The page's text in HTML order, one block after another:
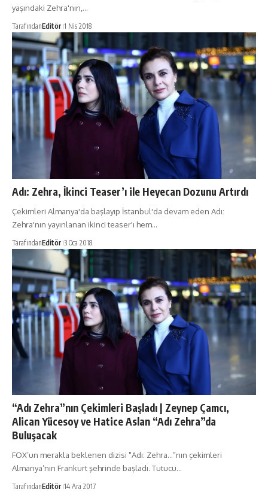
yaşındaki Zehra'nın,…
TarafındanEditör 1 Nis 2018
Adı: Zehra, İkinci Teaser’ı ile Heyecan Dozunu Artırdı
Çekimleri Almanya'da başlayıp İstanbul'da devam eden Adı:
Zehra'nın yayınlanan ikinci teaser'ı hem…
TarafındanEditör 3 Oca 2018
“Adı Zehra”nın Çekimleri Başladı | Zeynep Çamcı,
Alican Yücesoy ve Hatice Aslan “Adı Zehra”da
Buluşacak
FOX’un merakla beklenen dizisi "Adı: Zehra...”nın çekimleri
Almanya’nın Frankurt şehrinde başladı. Tutucu…
TarafındanEditör 14 Ara 2017